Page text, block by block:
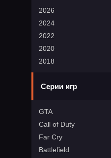
2026
2024
2022
2020
2018
Серии игр
GTA
Call of Duty
Far Cry
Battlefield